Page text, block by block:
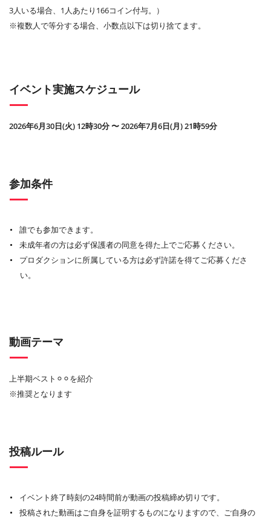
3人いる場合、1人あたり166コイン付与。）
※複数人で等分する場合、小数点以下は切り捨てます。
イベント実施スケジュール
2026年6月30日(火) 12時30分 〜 2026年7月6日(月) 21時59分
参加条件
誰でも参加できます。
未成年者の方は必ず保護者の同意を得た上でご応募ください。
プロダクションに所属している方は必ず許諾を得てご応募くださ
い。
動画テーマ
上半期ベスト⚪︎⚪︎を紹介
※推奨となります
投稿ルール
イベント終了時刻の24時間前が動画の投稿締め切りです。
投稿された動画はご自身を証明するものになりますので、ご自身の